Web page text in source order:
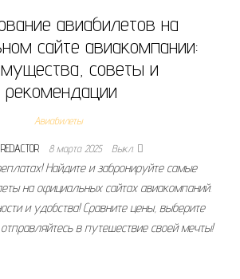
авиабилетов на
сайте авиакомпании:
советы и
рекомендации
Авиабилеты
REDACTOR 8 марта 2025 Выкл.
Найдите и забронируйте самые
на официальных сайтах авиакомпаний.
и удобства! Сравните цены, выберите
в путешествие своей мечты!